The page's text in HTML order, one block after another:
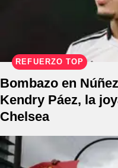
REFUERZO TOP
Bombazo en
Kendry Páez, la
Chelsea